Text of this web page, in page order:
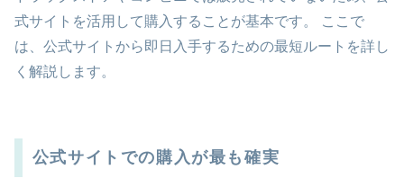
式サイトを活用して購入することが基本です。 ここで
は、公式サイトから即日入手するための最短ルートを詳し
く解説します。
公式サイトでの購入が最も確実